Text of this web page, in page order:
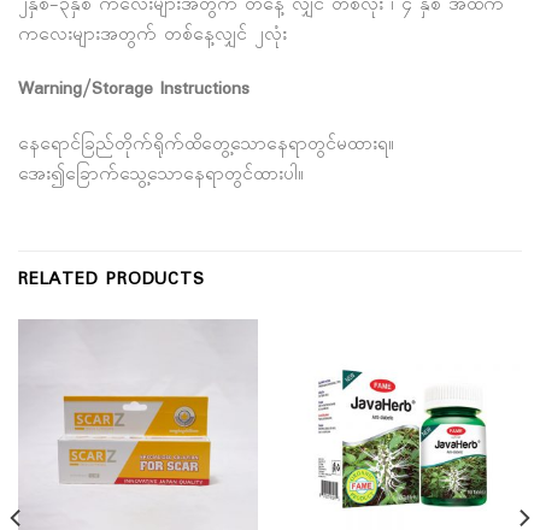
ကလေးများအတွက် တစ်နေ့လျှင် ၂လုံး
Warning/Storage Instructions
နေ‌‌ရောင်ခြည်တိုက်ရိုက်ထိ‌တွေ့‌သော‌နေရာတွင်မထားရ။
အေး၍ခြောက်သွေ့သောနေရာတွင်ထားပါ။
RELATED PRODUCTS